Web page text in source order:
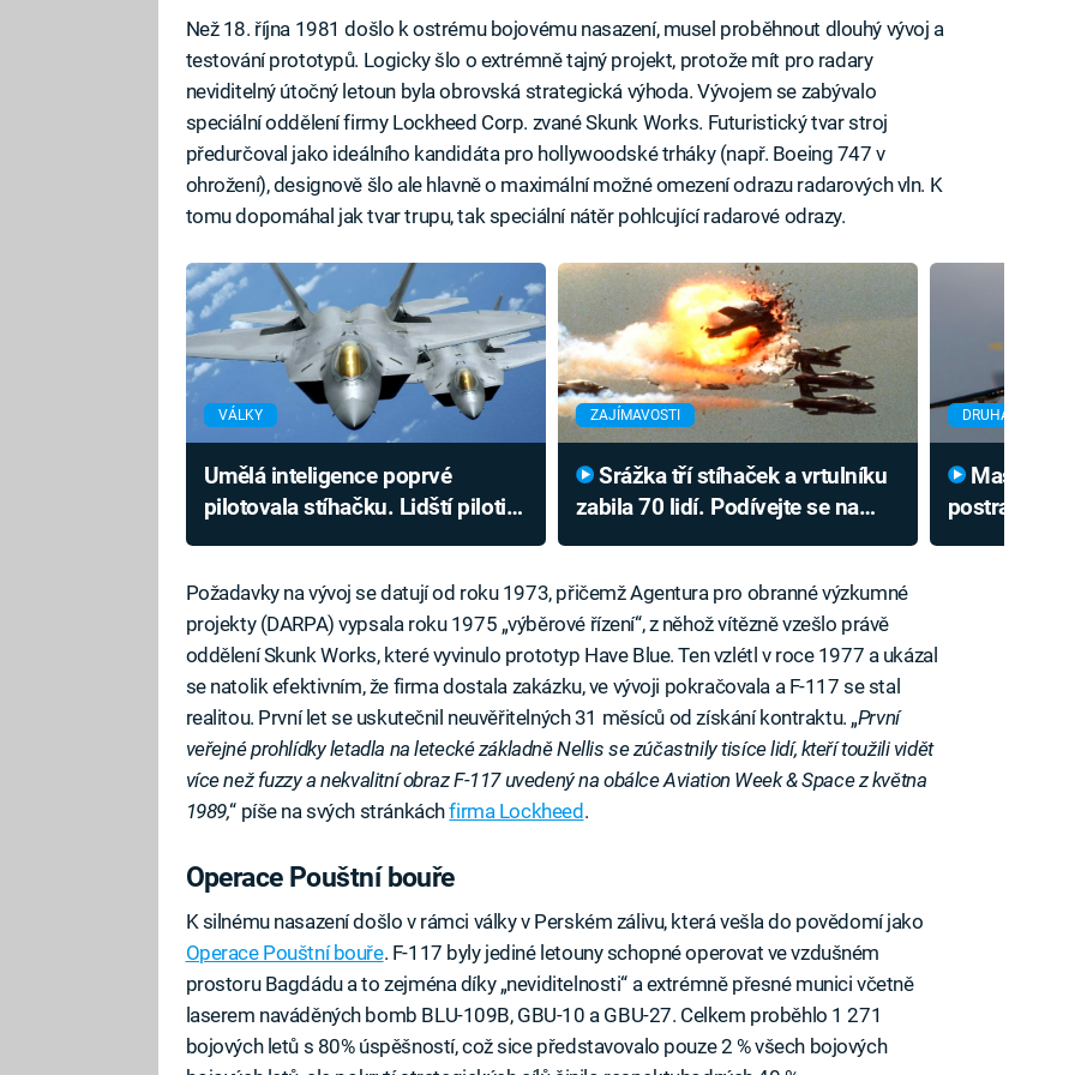
Než 18. října 1981 došlo k ostrému bojovému nasazení, musel proběhnout dlouhý vývoj a
testování prototypů. Logicky šlo o extrémně tajný projekt, protože mít pro radary
neviditelný útočný letoun byla obrovská strategická výhoda. Vývojem se zabývalo
speciální oddělení firmy Lockheed Corp. zvané Skunk Works. Futuristický tvar stroj
předurčoval jako ideálního kandidáta pro hollywoodské trháky (např. Boeing 747 v
ohrožení), designově šlo ale hlavně o maximální možné omezení odrazu radarových vln. K
tomu dopomáhal jak tvar trupu, tak speciální nátěr pohlcující radarové odrazy.
VÁLKY
Umělá inteligence poprvé
pilotovala stíhačku. Lidští piloti
ZAJÍMAVOSTI
Srážka tří stíhaček a vrtulníku
zabila 70 lidí. Podívejte se na
DRUHÁ
Masivní stíhačka byla
postrachem
Požadavky na vývoj se datují od roku 1973, přičemž Agentura pro obranné výzkumné
projekty (DARPA) vypsala roku 1975 „výběrové řízení“, z něhož vítězně vzešlo právě
oddělení Skunk Works, které vyvinulo prototyp Have Blue. Ten vzlétl v roce 1977 a ukázal
se natolik efektivním, že firma dostala zakázku, ve vývoji pokračovala a F-117 se stal
realitou. První let se uskutečnil neuvěřitelných 31 měsíců od získání kontraktu. „První
veřejné prohlídky letadla na letecké základně Nellis se zúčastnily tisíce lidí, kteří toužili vidět
více než fuzzy a nekvalitní obraz F-117 uvedený na obálce Aviation Week & Space z května
1989,“ píše na svých stránkáchfirma Lockheed .
Operace Pouštní bouře
K silnému nasazení došlo v rámci války v Perském zálivu, která vešla do povědomí jako
Operace Pouštní bouře. F-117 byly jediné letouny schopné operovat ve vzdušném
prostoru Bagdádu a to zejména díky „neviditelnosti“ a extrémně přesné munici včetně
laserem naváděných bomb BLU-109B, GBU-10 a GBU-27. Celkem proběhlo 1 271
bojových letů s 80% úspěšností, což sice představovalo pouze 2 % všech bojových